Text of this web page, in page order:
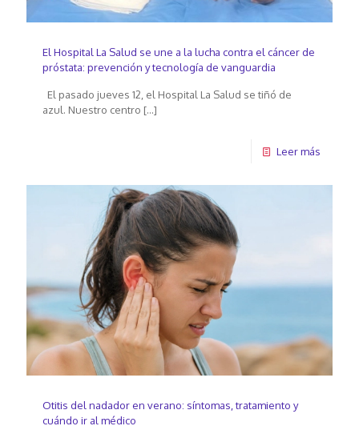
El Hospital La Salud se une a la lucha contra el cáncer de
próstata: prevención y tecnología de vanguardia
El pasado jueves 12, el Hospital La Salud se tiñó de
azul. Nuestro centro […]
Leer más
Otitis del nadador en verano: síntomas, tratamiento y
cuándo ir al médico